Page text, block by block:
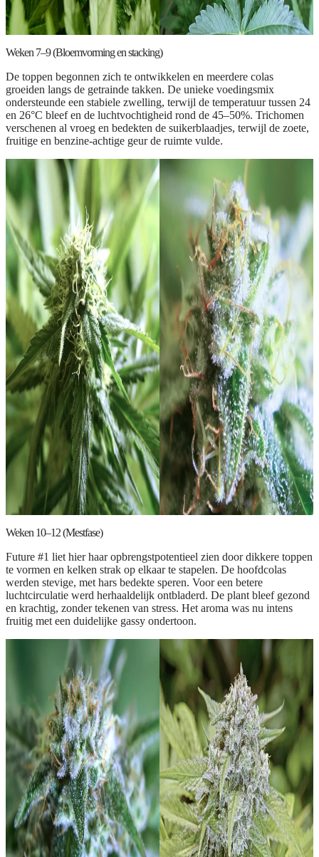
Weken 7–9 (Bloemvorming en stacking)
De toppen begonnen zich te ontwikkelen en meerdere colas
groeiden langs de getrainde takken. De unieke voedingsmix
ondersteunde een stabiele zwelling, terwijl de temperatuur tussen 24
en 26°C bleef en de luchtvochtigheid rond de 45–50%. Trichomen
verschenen al vroeg en bedekten de suikerblaadjes, terwijl de zoete,
fruitige en benzine-achtige geur de ruimte vulde.
Weken 10–12 (Mestfase)
Future #1 liet hier haar opbrengstpotentieel zien door dikkere toppen
te vormen en kelken strak op elkaar te stapelen. De hoofdcolas
werden stevige, met hars bedekte speren. Voor een betere
luchtcirculatie werd herhaaldelijk ontbladerd. De plant bleef gezond
en krachtig, zonder tekenen van stress. Het aroma was nu intens
fruitig met een duidelijke gassy ondertoon.